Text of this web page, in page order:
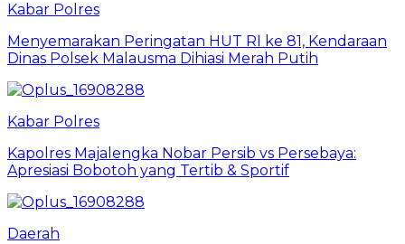
Kabar Polres
Menyemarakan Peringatan HUT RI ke 81, Kendaraan
Dinas Polsek Malausma Dihiasi Merah Putih
Kabar Polres
Kapolres Majalengka Nobar Persib vs Persebaya:
Apresiasi Bobotoh yang Tertib & Sportif
Daerah